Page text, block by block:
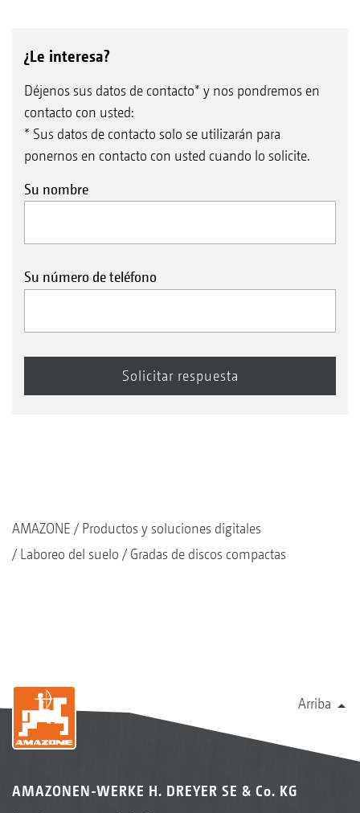
¿Le interesa?
Déjenos sus datos de contacto* y nos pondremos en
contacto con usted:
* Sus datos de contacto solo se utilizarán para
ponernos en contacto con usted cuando lo solicite.
Su nombre
Su número de teléfono
AMAZONE
Productos y soluciones digitales
Laboreo del suelo
Gradas de discos compactas
Arriba
AMAZONEN-WERKE H. DREYER SE & Co. KG